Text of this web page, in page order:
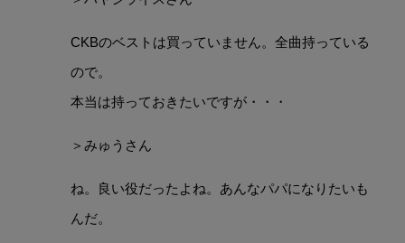
CKBのベストは買っていません。全曲持っている
ので。
本当は持っておきたいですが・・・
＞みゅうさん
ね。良い役だったよね。あんなパパになりたいも
んだ。